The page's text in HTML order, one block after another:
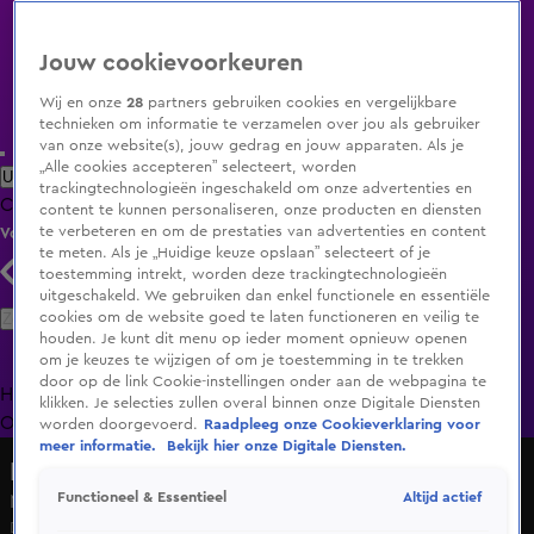
Uitzending Gemist Populaire programma's Zenders Genres
ClipsFilmsRadioSmart TV inlogShop
Volg KIJK
Zoeken
HomeUitzending Gemist Programma's De Bondgenoten
OranjezomerLivestreamsShop
Natuur op Wadden op slot om natuur te beschermen
Do 11 juni, 18:38
Jouw cookievoorkeuren
Wij en onze28 partners gebruiken cookies en vergelijkbare
technieken om informatie te verzamelen over jou als gebruiker
van onze website(s), jouw gedrag en jouw apparaten. Als je
„Alle cookies accepteren” selecteert, worden
trackingtechnologieën ingeschakeld om onze advertenties en
content te kunnen personaliseren, onze producten en diensten
te verbeteren en om de prestaties van advertenties en content
te meten. Als je „Huidige keuze opslaan” selecteert of je
toestemming intrekt, worden deze trackingtechnologieën
uitgeschakeld. We gebruiken dan enkel functionele en essentiële
cookies om de website goed te laten functioneren en veilig te
houden. Je kunt dit menu op ieder moment opnieuw openen
om je keuzes te wijzigen of om je toestemming in te trekken
door op de link Cookie-instellingen onder aan de webpagina te
klikken. Je selecties zullen overal binnen onze Digitale Diensten
worden doorgevoerd.
Raadpleeg onze Cookieverklaring voor
meer informatie.
Bekijk hier onze Digitale Diensten.
Functioneel & Essentieel Altijd actief